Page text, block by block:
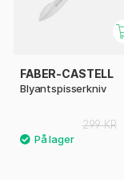
FABER-CASTELL
Blyantspisserkniv
299 KR